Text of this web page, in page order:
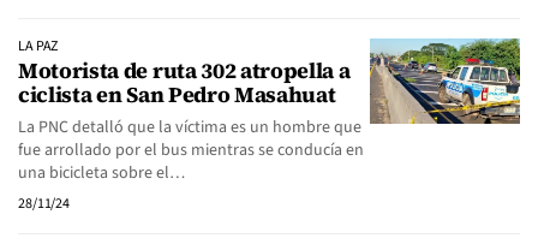
LA PAZ
Motorista de ruta 302 atropella a
ciclista en San Pedro Masahuat
La PNC detalló que la víctima es un hombre que
fue arrollado por el bus mientras se conducía en
una bicicleta sobre el…
28/11/24